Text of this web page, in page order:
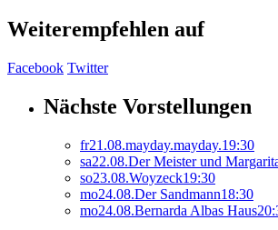
Weiterempfehlen auf
Facebook Twitter
Nächste Vorstellungen
fr21.08.mayday.mayday.19:30
sa22.08.Der Meister und
so23.08.Woyzeck19:30
mo24.08.Der Sandmann18:30
mo24.08.Bernarda Albas Haus